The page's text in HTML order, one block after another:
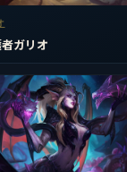
ガリオ